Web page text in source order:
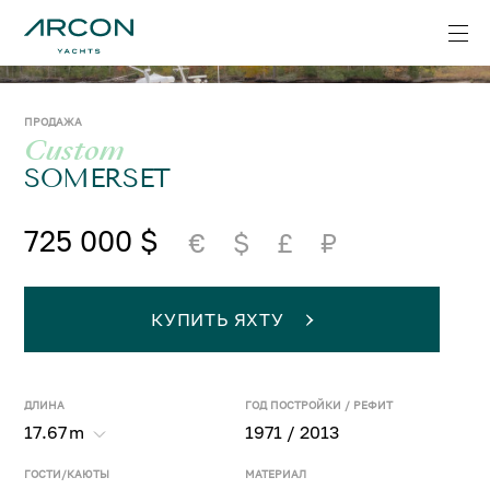
ПРОДАЖА
Custom
SOMERSET
725 000 $ € $ £ ₽
ДЛИНА
17.67m
ГОД ПОСТРОЙКИ / РЕФИТ
1971 / 2013
ГОСТИ/КАЮТЫ МАТЕРИАЛ
КУПИТЬ ЯХТУ